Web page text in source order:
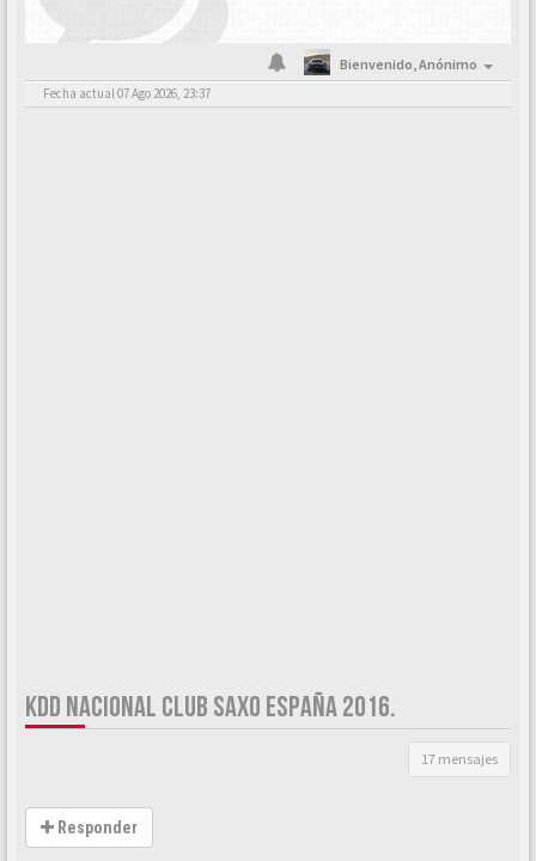
Bienvenido,Anónimo
Fecha actual 07 Ago 2026, 23:37
KDD NACIONAL CLUB SAXO ESPAÑA 2016.
17 mensajes
Responder